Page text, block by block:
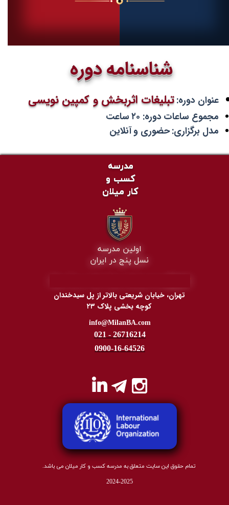
عنوان دوره:تبلیغات اثربخش و کمپین نویسی
مجموع ساعات دوره: ۲۰ ساعت
مدل برگزاری: حضوری و آنلاین
شناسنامه دوره
021 - 26716214
​​​​​info@MilanBA.com
تهران، خیابان شریعتی بالاتر از پل سیدخندان
کوچه بخشی پلاک ۲۳
0900-16-64526
مدرسه
کسب و
کار میلان
تمام حقوق این سایت متعلق به مدرسه کسب و کار میلان می باشد.
2024-2025
اولین مدرسه
نسل پنج در ایران